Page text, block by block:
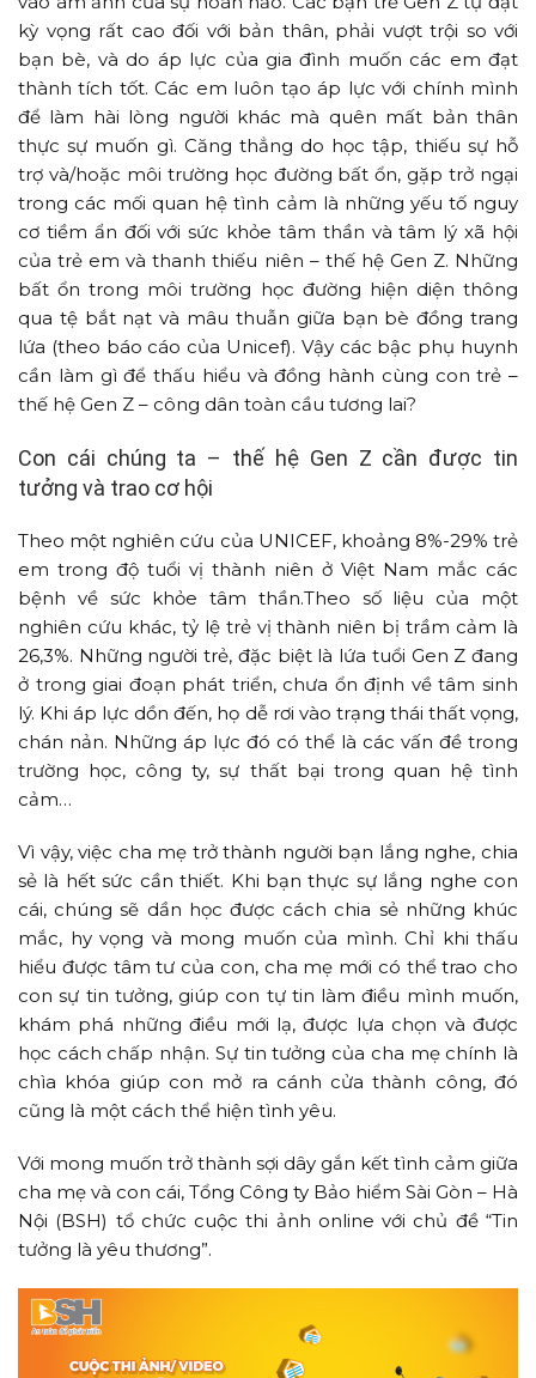
kỳ vọng rất cao đối với bản thân, phải vượt trội so với
bạn bè, và do áp lực của gia đình muốn các em đạt
thành tích tốt. Các em luôn tạo áp lực với chính mình
để làm hài lòng người khác mà quên mất bản thân
thực sự muốn gì. Căng thẳng do học tập, thiếu sự hỗ
trợ và/hoặc môi trường học đường bất ổn, gặp trở ngại
trong các mối quan hệ tình cảm là những yếu tố nguy
cơ tiềm ẩn đối với sức khỏe tâm thần và tâm lý xã hội
của trẻ em và thanh thiếu niên – thế hệ Gen Z. Những
bất ổn trong môi trường học đường hiện diện thông
qua tệ bắt nạt và mâu thuẫn giữa bạn bè đồng trang
lứa (theo báo cáo của Unicef). Vậy các bậc phụ huynh
cần làm gì để thấu hiểu và đồng hành cùng con trẻ –
thế hệ Gen Z – công dân toàn cầu tương lai?
Con cái chúng ta – thế hệ Gen Z cần được tin
tưởng và trao cơ hội
Theo một nghiên cứu của UNICEF, khoảng 8%-29% trẻ
em trong độ tuổi vị thành niên ở Việt Nam mắc các
bệnh về sức khỏe tâm thần.Theo số liệu của một
nghiên cứu khác, tỷ lệ trẻ vị thành niên bị trầm cảm là
26,3%. Những người trẻ, đặc biệt là lứa tuổi Gen Z đang
ở trong giai đoạn phát triển, chưa ổn định về tâm sinh
lý. Khi áp lực dồn đến, họ dễ rơi vào trạng thái thất vọng,
chán nản. Những áp lực đó có thể là các vấn đề trong
trường học, công ty, sự thất bại trong quan hệ tình
cảm…
Vì vậy, việc cha mẹ trở thành người bạn lắng nghe, chia
sẻ là hết sức cần thiết. Khi bạn thực sự lắng nghe con
cái, chúng sẽ dần học được cách chia sẻ những khúc
mắc, hy vọng và mong muốn của mình. Chỉ khi thấu
hiểu được tâm tư của con, cha mẹ mới có thể trao cho
con sự tin tưởng, giúp con tự tin làm điều mình muốn,
khám phá những điều mới lạ, được lựa chọn và được
học cách chấp nhận. Sự tin tưởng của cha mẹ chính là
chìa khóa giúp con mở ra cánh cửa thành công, đó
cũng là một cách thể hiện tình yêu.
Với mong muốn trở thành sợi dây gắn kết tình cảm giữa
cha mẹ và con cái, Tổng Công ty Bảo hiểm Sài Gòn – Hà
Nội (BSH) tổ chức cuộc thi ảnh online với chủ đề “Tin
tưởng là yêu thương”.